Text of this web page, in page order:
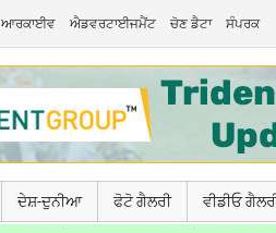
ਆਰਕਾਈਵ ਐਡਵਰਟਾਈਜਮੈਂਟ ਚੋਣ ਡੈਟਾ ਸੰਪਰਕ
ਦੇਸ਼-ਦੁਨੀਆ ਫੋਟੋ ਗੈਲਰੀ ਵੀਡੀਓ